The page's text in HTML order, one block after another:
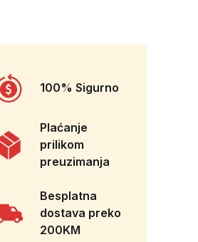
100% Sigurno
Plaćanje
prilikom
preuzimanja
Besplatna
dostava preko
200KM